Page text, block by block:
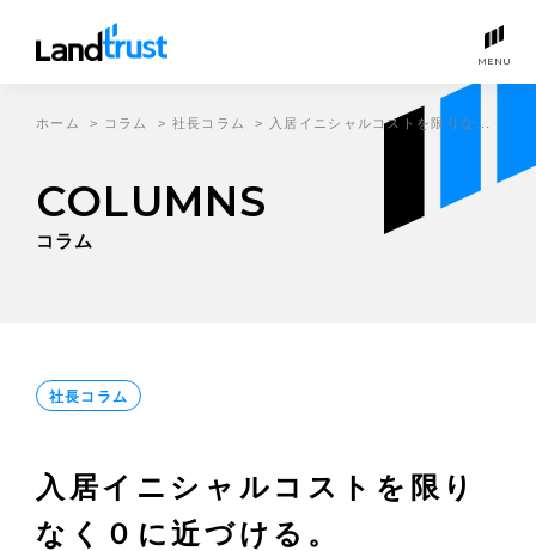
MENU
COLUMNS
コラム
ホーム > コラム > 社長コラム > 入居イニシャルコストを限りなく０に近づける。
社長コラム
入居イニシャルコストを限り
なく０に近づける。